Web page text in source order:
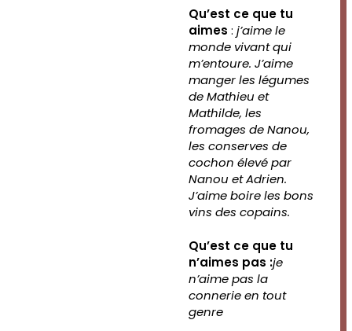
Qu’est ce que tu
aimes : j’aime le
monde vivant qui
m’entoure. J’aime
manger les légumes
de Mathieu et
Mathilde, les
fromages de Nanou,
les conserves de
cochon élevé par
Nanou et Adrien.
J’aime boire les bons
vins des copains.
Qu’est ce que tu
n’aimes pas :je
n’aime pas la
connerie en tout
genre